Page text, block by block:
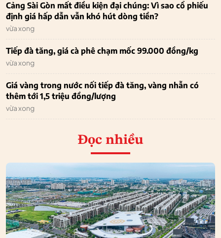
Cảng Sài Gòn mất điều kiện đại chúng: Vì sao cổ phiếu
định giá hấp dẫn vẫn khó hút dòng tiền?
vừa xong
Tiếp đà tăng, giá cà phê chạm mốc 99.000 đồng/kg
vừa xong
Giá vàng trong nước nối tiếp đà tăng, vàng nhẫn có
thêm tới 1,5 triệu đồng/lượng
vừa xong
Đọc nhiều